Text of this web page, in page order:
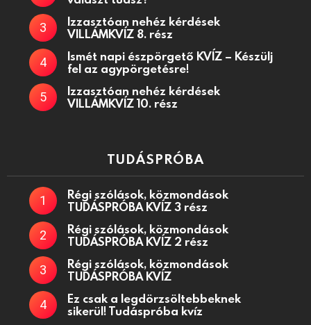
Izzasztóan nehéz kérdések
VILLÁMKVÍZ 8. rész
Ismét napi észpörgető KVÍZ – Készülj
fel az agypörgetésre!
Izzasztóan nehéz kérdések
VILLÁMKVÍZ 10. rész
TUDÁSPRÓBA
Régi szólások, közmondások
TUDÁSPRÓBA KVÍZ 3 rész
Régi szólások, közmondások
TUDÁSPRÓBA KVÍZ 2 rész
Régi szólások, közmondások
TUDÁSPRÓBA KVÍZ
Ez csak a legdörzsöltebbeknek
sikerül! Tudáspróba kvíz